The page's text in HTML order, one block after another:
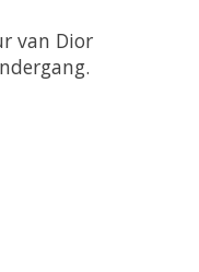
van Dior